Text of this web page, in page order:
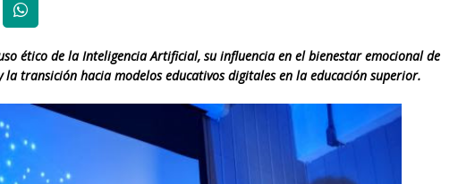
ético de la Inteligencia Artificial, su influencia en el bienestar emocional de
la transición hacia modelos educativos digitales en la educación superior.